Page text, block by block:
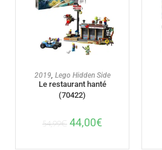
AJOUTER AU PANIER
2019, Lego Hidden Side
Le restaurant hanté
(70422)
54,99€ 44,00€